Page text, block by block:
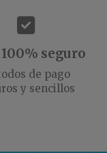
seguro
de pago
y sencillos